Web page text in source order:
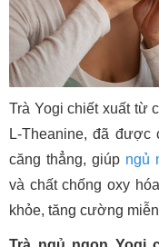
Trà Yogi chiết xuất từ
L-Theanine, đã
căng thẳng, giúp ngủ
và chất chống oxy
khỏe, tăng cường